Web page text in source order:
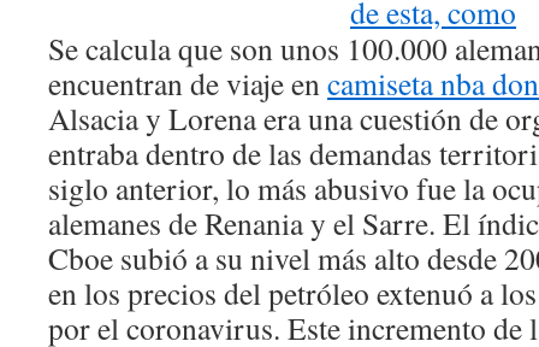
Se calcula que son unos 100.000
encuentran de viaje encamiseta nba
Alsacia y Lorena era una cuestión de
entraba dentro de las demandas
siglo anterior, lo más abusivo fue la
alemanes de Renania y el Sarre. El
Cboe subió a su nivel más alto desde
en los precios del petróleo extenuó a
por el coronavirus. Este incremento de